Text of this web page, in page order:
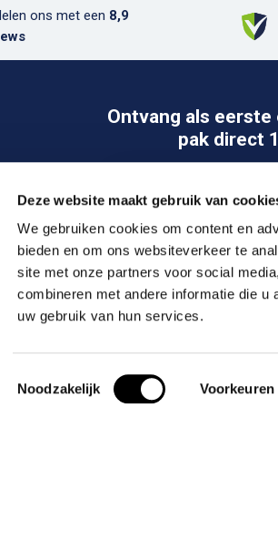
Deze website maakt gebruik van
We gebruiken cookies om content en
bieden en om ons websiteverkeer te
site met onze partners voor social
combineren met andere informatie die
uw gebruik van hun services.
Toestemmingsselectie
Noodzakelijk Voorkeuren
ons met een 8,9
Ontvang als eerste
pak direct
Verbanddozen